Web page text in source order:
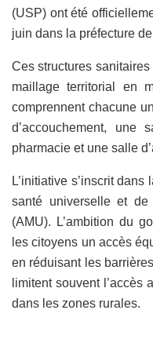
(USP) ont été
juin dans la préfecture
Ces structures
maillage territorial en
comprennent chacune
d’accouchement,
pharmacie et une salle
L’initiative s’inscrit
santé universelle et de
(AMU). L’ambition du
les citoyens un accès
en réduisant les
limitent souvent l’accès
dans les zones rurales.